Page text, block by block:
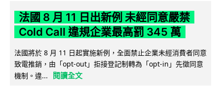
法國 8 月 11 日出新例 未經同意嚴禁
Cold Call 違規企業最高罰 345 萬
法國將於 8 月 11 日起實施新例，全面禁止企業未經消費者同意
致電推銷，由「opt-out」拒接登記制轉為「opt-in」先徵同意
機制。違...
閱讀全文